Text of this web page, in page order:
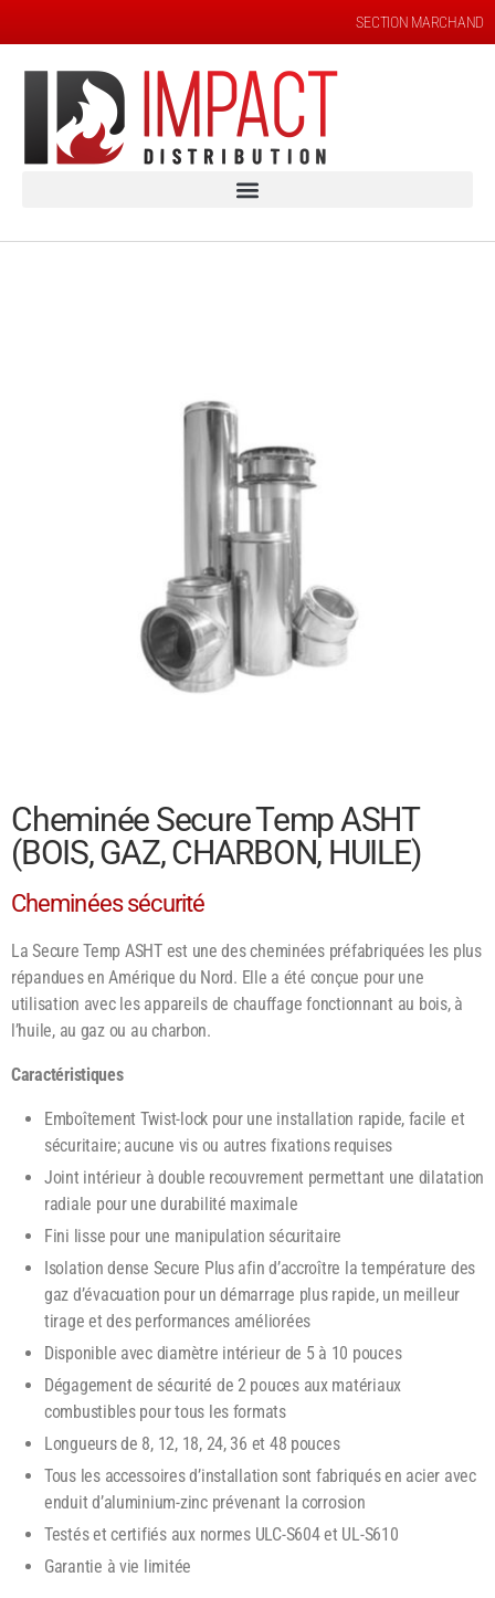
SECTION MARCHAND
Cheminée Secure Temp ASHT
(BOIS, GAZ, CHARBON, HUILE)
Cheminées sécurité
La Secure Temp ASHT est une des cheminées préfabriquées les plus
répandues en Amérique du Nord. Elle a été conçue pour une
utilisation avec les appareils de chauffage fonctionnant au bois, à
l’huile, au gaz ou au charbon.
Caractéristiques
Emboîtement Twist-lock pour une installation rapide, facile et
sécuritaire; aucune vis ou autres fixations requises
Joint intérieur à double recouvrement permettant une dilatation
radiale pour une durabilité maximale
Fini lisse pour une manipulation sécuritaire
Isolation dense Secure Plus afin d’accroître la température des
gaz d’évacuation pour un démarrage plus rapide, un meilleur
tirage et des performances améliorées
Disponible avec diamètre intérieur de 5 à 10 pouces
Dégagement de sécurité de 2 pouces aux matériaux
combustibles pour tous les formats
Longueurs de 8, 12, 18, 24, 36 et 48 pouces
Tous les accessoires d’installation sont fabriqués en acier avec
enduit d’aluminium-zinc prévenant la corrosion
Testés et certifiés aux normes ULC-S604 et UL-S610
Garantie à vie limitée